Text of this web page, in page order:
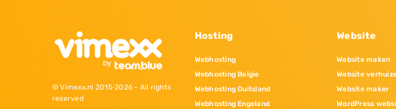
© Vimexx.nl 2015‐2026 - All rights
reserved
Hosting
Webhosting
Webhosting Belgie
Webhosting Duitsland
Webhosting Engeland
Website
Website maken
Website
Website maker
WordPress